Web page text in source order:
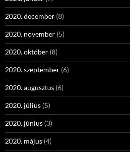
2020. december (8)
2020. november (5)
2020. október (8)
2020. szeptember (6)
2020. augusztus (6)
2020. július (5)
2020. június (3)
2020. május (4)